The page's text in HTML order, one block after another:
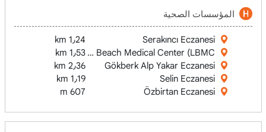
المؤسسات الصحية
Serakıncı Eczanesi
1٫24 km
Long Beach Medical Center (LBMC)
1٫53 km
Gökberk Alp Yakar Eczanesi
2٫36 km
Selin Eczanesi
1٫19 km
Özbirtan Eczanesi
607 m